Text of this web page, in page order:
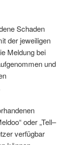
Schaden
der jeweiligen
Meldung bei
und
oder „Tell–
verfügbar